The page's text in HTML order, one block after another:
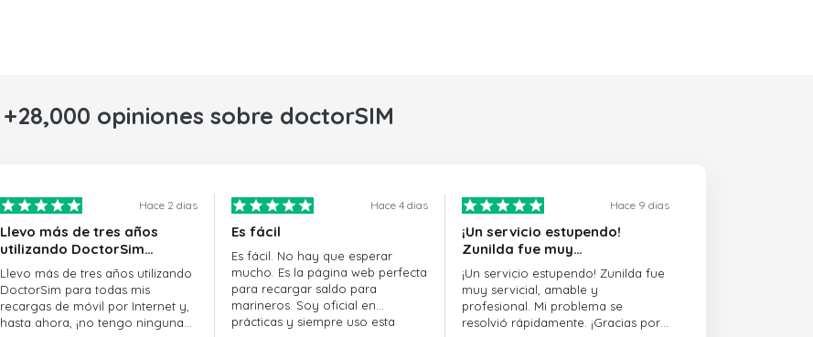
+28,000 opiniones sobre doctorSIM
Hace 2 dias
Llevo más de tres años
utilizando DoctorSim…
Llevo más de tres años utilizando
DoctorSim para todas mis
recargas de móvil por Internet y,
hasta ahora, ¡no tengo ninguna
Hace 4 dias
Es fácil
Es fácil. No hay que esperar
mucho. Es la página web perfecta
para recargar saldo para
marineros. Soy oficial en
prácticas y siempre uso esta
Hace 9 dias
¡Un servicio estupendo!
Zunilda fue muy…
¡Un servicio estupendo! Zunilda fue
muy servicial, amable y
profesional. Mi problema se
resolvió rápidamente. ¡Gracias por